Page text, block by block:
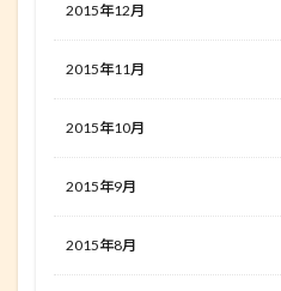
2015年12月
2015年11月
2015年10月
2015年9月
2015年8月